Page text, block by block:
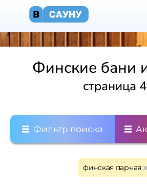
Финские бани
страница 4
Фильтр поиска
финская парная